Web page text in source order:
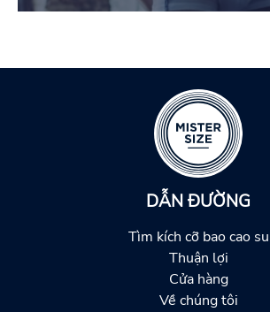
DẪN ĐƯỜNG
Tìm kích cỡ bao cao su
Thuận lợi
Cửa hàng
Về chúng tôi